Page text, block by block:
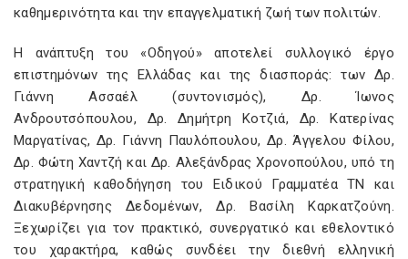
καθημερινότητα και την επαγγελματική ζωή των πολιτών.
Η ανάπτυξη του «Οδηγού» αποτελεί συλλογικό έργο
επιστημόνων της Ελλάδας και της διασποράς: των Δρ.
Γιάννη Ασσαέλ (συντονισμός), Δρ. Ίωνος
Ανδρουτσόπουλου, Δρ. Δημήτρη Κοτζιά, Δρ. Κατερίνας
Μαργατίνας, Δρ. Γιάννη Παυλόπουλου, Δρ. Άγγελου Φίλου,
Δρ. Φώτη Χαντζή και Δρ. Αλεξάνδρας Χρονοπούλου, υπό τη
στρατηγική καθοδήγηση του Ειδικού Γραμματέα ΤΝ και
Διακυβέρνησης Δεδομένων, Δρ. Βασίλη Καρκατζούνη.
Ξεχωρίζει για τον πρακτικό, συνεργατικό και εθελοντικό
του χαρακτήρα, καθώς συνδέει την διεθνή ελληνική